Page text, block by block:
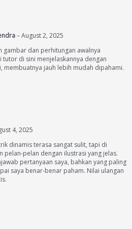
–August 2, 2025
gambar dan perhitungan awalnya
tutor di sini menjelaskannya dengan
membuatnya jauh lebih mudah dipahami.
4, 2025
dinamis terasa sangat sulit, tapi di
pelan-pelan dengan ilustrasi yang jelas.
pertanyaan saya, bahkan yang paling
saya benar-benar paham. Nilai ulangan